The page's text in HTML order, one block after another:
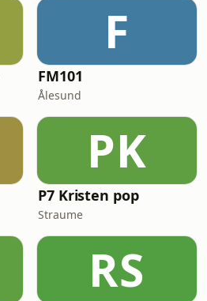
F
FM101
Ålesund
PK
P7 Kristen pop
Straume
RS